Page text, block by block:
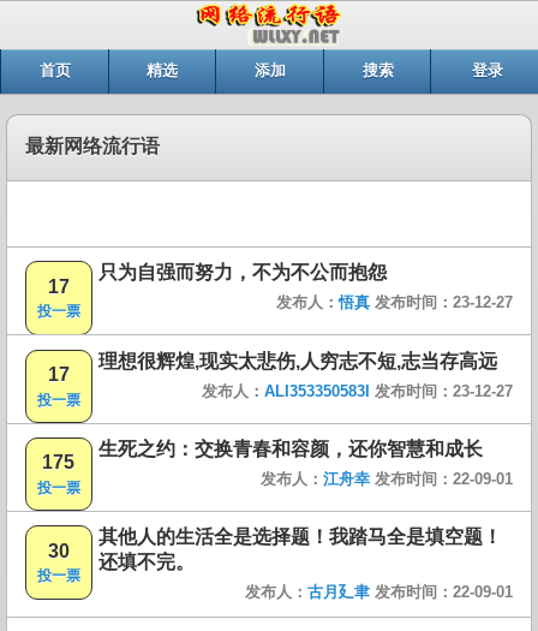
首页 精选 添加 搜索 登录
最新网络流行语
17
投一票
只为自强而努力，不为不公而抱怨
发布人：悟真 发布时间：23-12-27
17
投一票
理想很辉煌,现实太悲伤,人穷志不短,志当存高远
发布人： ALI353350583I 发布时间：23-12-27
175
投一票
生死之约：交换青春和容颜，还你智慧和成长
发布人： 江舟幸 发布时间：22-09-01
30
投一票
其他人的生活全是选择题！我踏马全是填空题！
还填不完。
发布人： 古月廴聿 发布时间：22-09-01